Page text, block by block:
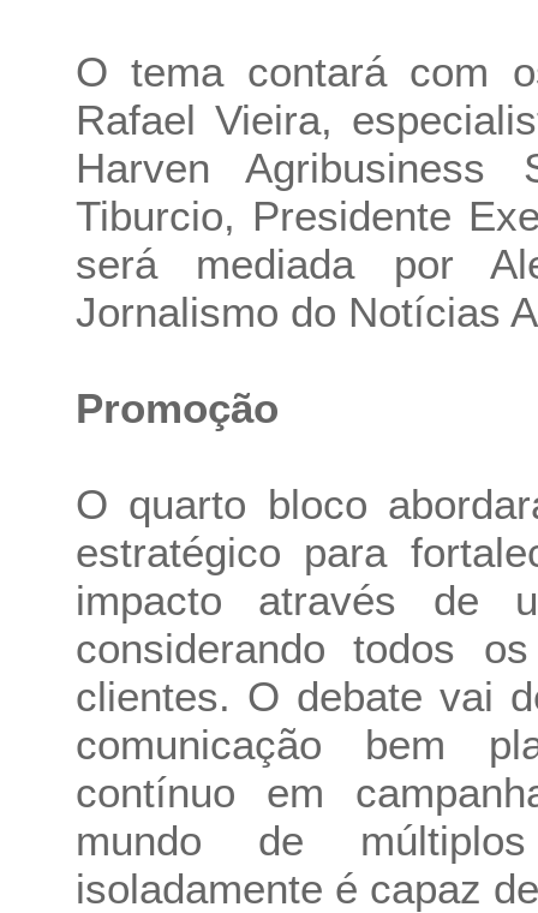
O tema contará com
Rafael Vieira,
Harven
Tiburcio, Presidente
será mediada por
Jornalismo do Notícias
Promoção
O quarto bloco
estratégico para
impacto através de
considerando todos
clientes. O debate vai
comunicação bem
contínuo em
mundo de
isoladamente é capaz